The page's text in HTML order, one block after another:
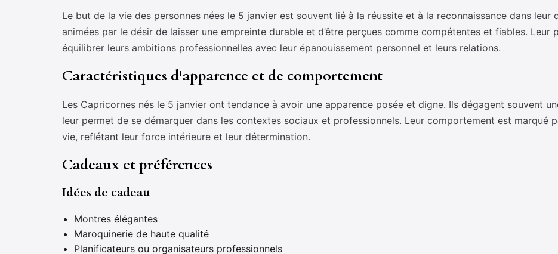
Le but de la vie des personnes nées le 5 janvier est souvent lié à la réussite et à la reconnaissance dans leur
animées par le désir de laisser une empreinte durable et d’être perçues comme compétentes et fiables. Leur
équilibrer leurs ambitions professionnelles avec leur épanouissement personnel et leurs relations.
Caractéristiques d'apparence et de comportement
Les Capricornes nés le 5 janvier ont tendance à avoir une apparence posée et digne. Ils dégagent souvent
leur permet de se démarquer dans les contextes sociaux et professionnels. Leur comportement est marqué
vie, reflétant leur force intérieure et leur détermination.
Cadeaux et préférences
Idées de cadeau
Montres élégantes
Maroquinerie de haute qualité
Planificateurs ou organisateurs professionnels